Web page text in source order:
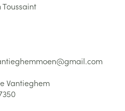
gmail.com
Vantieghem